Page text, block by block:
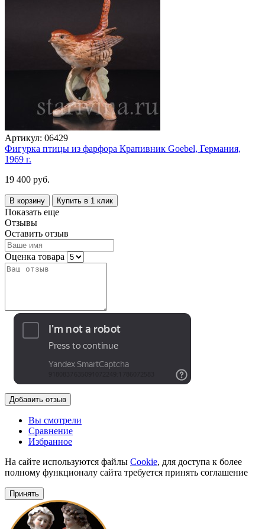
Артикул: 06429
Фигурка птицы из фарфора Крапивник Goebel, Германия,
1969 г.
19 400 руб.
В корзину Купить в 1 клик
Показать еще
Отзывы
Оставить отзыв
Оценка товара
Добавить отзыв
Вы смотрели
Сравнение
Избранное
На сайте используются файлы Cookie, для доступа к более
полному функционалу сайта требуется принять соглашение
Принять